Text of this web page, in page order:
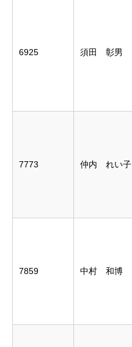
6925 須田 彰男
7773 仲内 れい子
7859 中村 和博